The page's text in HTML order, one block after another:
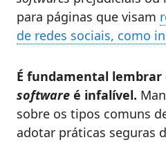
para páginas que visam
de redes sociais, como
É fundamental
software é infalível.
sobre os tipos comuns
adotar práticas seguras